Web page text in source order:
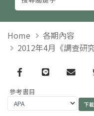
Home
各期內容
2012年4月《調查
Facebook
line email
參考書目